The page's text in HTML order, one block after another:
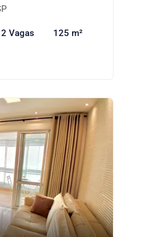
2 Vagas 125 m²